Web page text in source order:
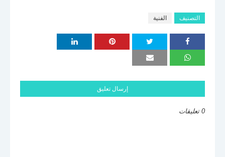
التصنيف الفنية
إرسال تعليق
0 تعليقات